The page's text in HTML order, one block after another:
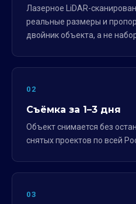
Лазерное LiDAR-
реальные размеры и
двойник объекта, а не
02
Съёмка за 1–3 дня
Объект снимается без
снятых проектов по всей
03